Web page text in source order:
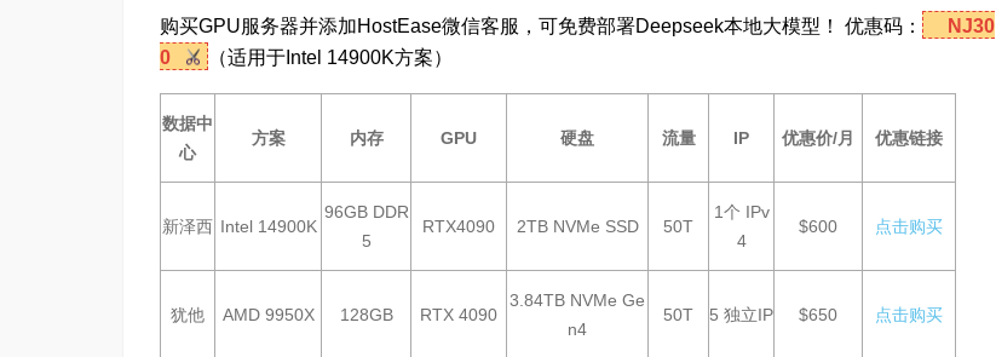
购买GPU服务器并添加HostEase微信客服，可免费部署Deepseek本地大模型！ 优惠码：
NJ30
0
（适用于Intel 14900K方案）
数据中
心
方案 内存 GPU 硬盘 流量 IP 优惠价/月 优惠链接
新泽西 Intel 14900K
96GB DDR
5
RTX4090 2TB NVMe SSD 50T
1个 IPv
4
$600 点击购买
犹他 AMD 9950X 128GB RTX 4090
3.84TB NVMe Ge
n4
50T 5 独立IP $650 点击购买